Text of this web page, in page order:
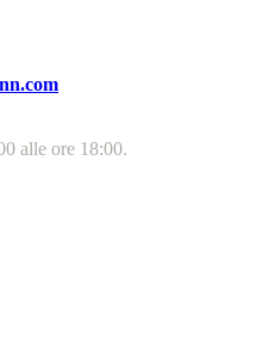
alle ore 18:00.